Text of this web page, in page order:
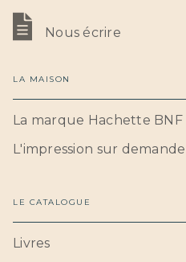
Nous écrire
LA MAISON
La marque Hachette BNF
L'impression sur demande
LE CATALOGUE
Livres